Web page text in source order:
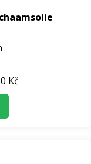
Kč